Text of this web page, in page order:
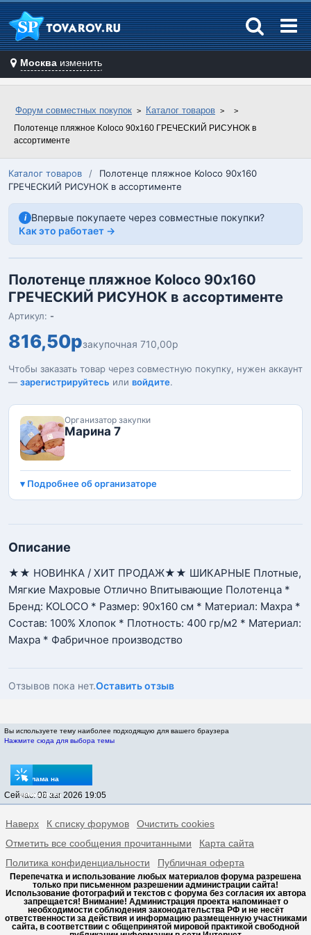
Москва изменить
Форум совместных покупок Каталог товаров
Полотенце пляжное Koloco 90х160 ГРЕЧЕСКИЙ РИСУНОК в
ассортименте
Каталог товаров /
Полотенце пляжное Koloco 90х160
ГРЕЧЕСКИЙ РИСУНОК в ассортименте
i Впервые покупаете через совместные покупки?
Как это работает →
Полотенце пляжное Koloco 90х160
ГРЕЧЕСКИЙ РИСУНОК в ассортименте
Артикул: -
816,50рзакупочная 710,00р
Чтобы заказать товар через совместную покупку, нужен аккаунт
— зарегистрируйтесь или войдите.
Организатор закупки
Марина 7
Подробнее об организаторе
Описание
★★ НОВИНКА / ХИТ ПРОДАЖ★★ ШИКАРНЫЕ Плотные,
Мягкие Махровые Отлично Впитывающие Полотенца *
Бренд: KOLOCO * Размер: 90х160 см * Материал: Махра *
Состав: 100% Хлопок * Плотность: 400 гр/м2 * Материал:
Махра * Фабричное производство
Отзывов пока нет.Оставить отзыв
Вы используете тему наиболее подходящую для вашего браузера
Нажмите сюда для выбора темы
Реклама на
sptovarov.ru
Сейчас: 08 авг 2026 19:05
Наверх К списку форумов
Очистить cookies
Отметить все сообщения прочитанными
Карта сайта
Политика конфиденциальности
Публичная оферта